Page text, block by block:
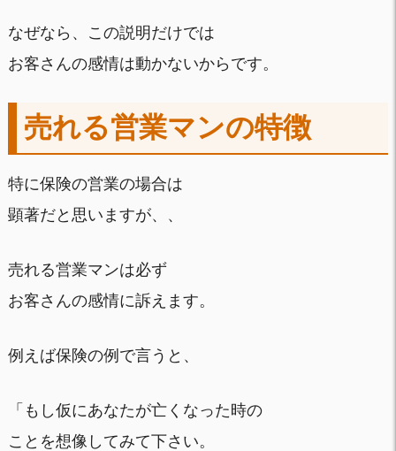
なぜなら、この説明だけでは
お客さんの感情は動かないからです。
売れる営業マンの特徴
特に保険の営業の場合は
顕著だと思いますが、、
売れる営業マンは必ず
お客さんの感情に訴えます。
例えば保険の例で言うと、
「もし仮にあなたが亡くなった時の
ことを想像してみて下さい。